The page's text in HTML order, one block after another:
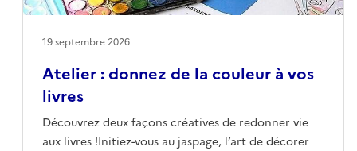
Atelier : donnez de la couleur à vos
livres
Découvrez deux façons créatives de redonner vie
aux livres !Initiez-vous au jaspage, l’art de décorer
19 septembre 2026